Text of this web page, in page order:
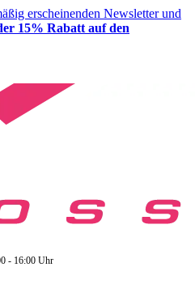
erscheinenden Newsletter und
15% Rabatt auf den
- 16:00 Uhr